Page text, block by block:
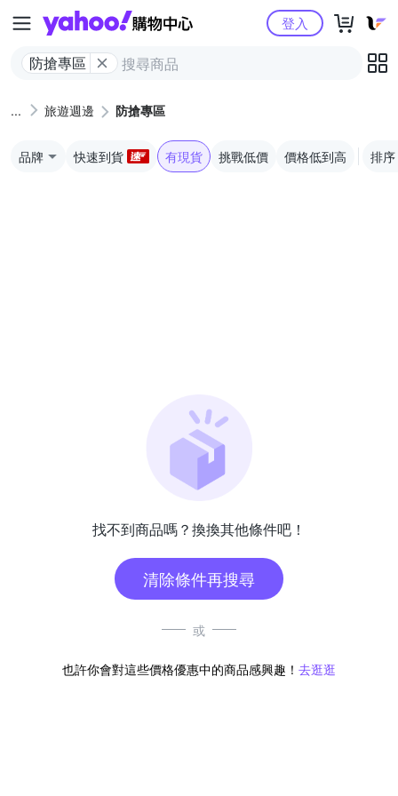
Yahoo購物中心
防搶專區
登入
旅遊週邊 防搶專區
品牌 快速到貨 有現貨 挑戰低價 價格低到高 排序
找不到商品嗎？換換其他條件吧！
清除條件再搜尋
或
也許你會對這些價格優惠中的商品感興趣！ 去逛逛